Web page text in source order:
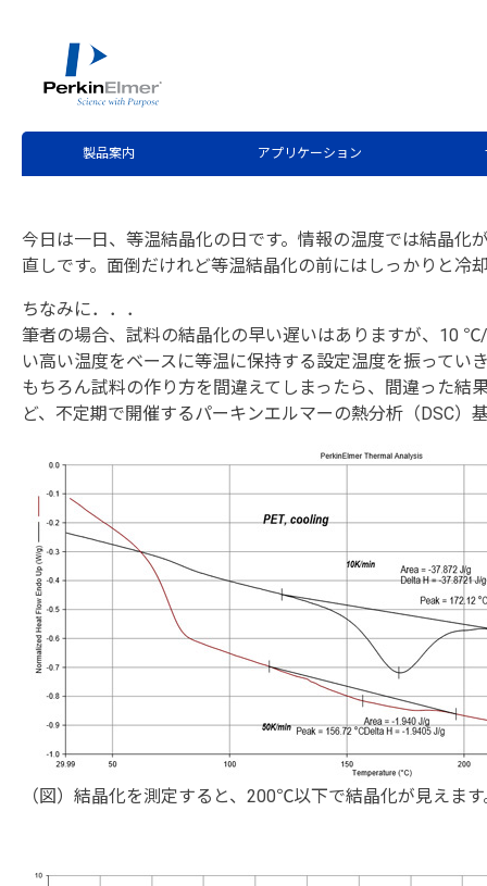
製品案内 アプリケーション
第3回 等温結晶化の温度
今日は一日、等温結晶化の日です。情報の温度では結晶
直しです。面倒だけれど等温結晶化の前にはしっかりと冷
ちなみに．．．
筆者の場合、試料の結晶化の早い遅いはありますが、10
い高い温度をベースに等温に保持する設定温度を振って
もちろん試料の作り方を間違えてしまったら、間違った
ど、不定期で開催するパーキンエルマーの熱分析（DSC）
（図）結晶化を測定すると、200℃以下で結晶化が見えます